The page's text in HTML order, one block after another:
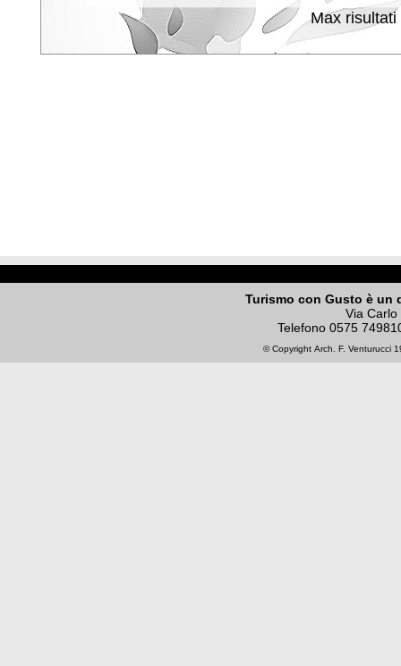
Max risultati
Turismo con Gusto è un
Via
Telefono 0575
© Copyright Arch. F. Venturucci